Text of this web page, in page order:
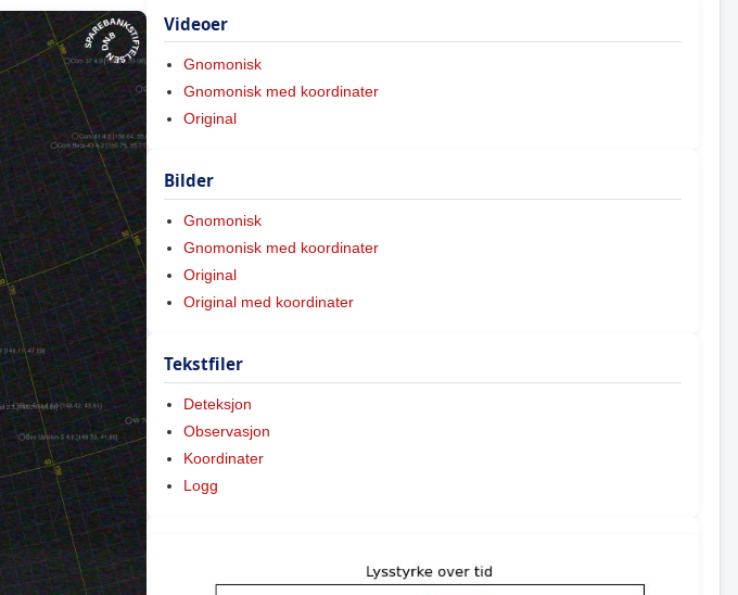
Videoer
Gnomonisk
Gnomonisk med koordinater
Original
Bilder
Gnomonisk
Gnomonisk med koordinater
Original
Original med koordinater
Tekstfiler
Deteksjon
Observasjon
Koordinater
Logg